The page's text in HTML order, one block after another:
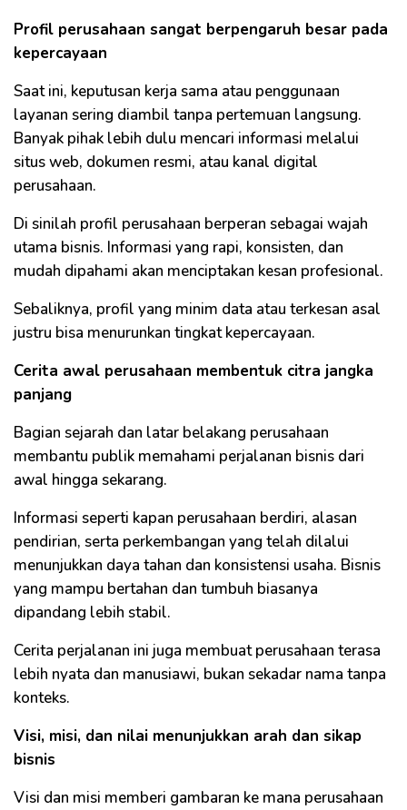
Profil perusahaan sangat berpengaruh besar pada
kepercayaan
Saat ini, keputusan kerja sama atau penggunaan
layanan sering diambil tanpa pertemuan langsung.
Banyak pihak lebih dulu mencari informasi melalui
situs web, dokumen resmi, atau kanal digital
perusahaan.
Di sinilah profil perusahaan berperan sebagai wajah
utama bisnis. Informasi yang rapi, konsisten, dan
mudah dipahami akan menciptakan kesan profesional.
Sebaliknya, profil yang minim data atau terkesan asal
justru bisa menurunkan tingkat kepercayaan.
Cerita awal perusahaan membentuk citra jangka
panjang
Bagian sejarah dan latar belakang perusahaan
membantu publik memahami perjalanan bisnis dari
awal hingga sekarang.
Informasi seperti kapan perusahaan berdiri, alasan
pendirian, serta perkembangan yang telah dilalui
menunjukkan daya tahan dan konsistensi usaha. Bisnis
yang mampu bertahan dan tumbuh biasanya
dipandang lebih stabil.
Cerita perjalanan ini juga membuat perusahaan terasa
lebih nyata dan manusiawi, bukan sekadar nama tanpa
konteks.
Visi, misi, dan nilai menunjukkan arah dan sikap
bisnis
Visi dan misi memberi gambaran ke mana perusahaan